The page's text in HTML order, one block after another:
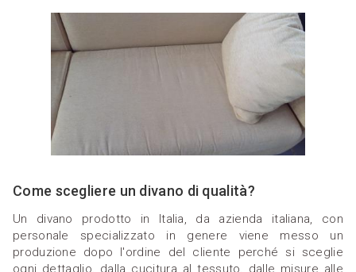
Come scegliere un divano di qualità?
Un divano prodotto in Italia, da azienda italiana, con
personale specializzato in genere viene messo un
produzione dopo l'ordine del cliente perché si sceglie
ogni dettaglio, dalla cucitura al tessuto, dalle misure alle